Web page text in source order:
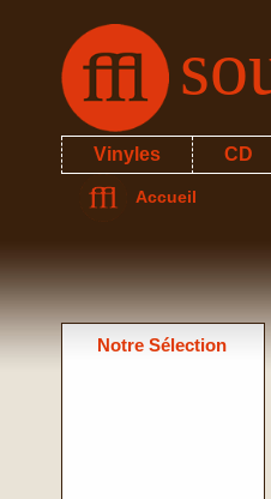
Vinyles CD
Accueil
Notre Sélection